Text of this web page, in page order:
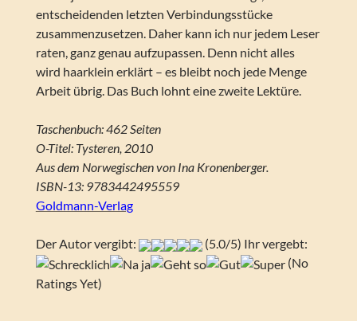
entscheidenden letzten Verbindungsstücke
zusammenzusetzen. Daher kann ich nur jedem Leser
raten, ganz genau aufzupassen. Denn nicht alles
wird haarklein erklärt – es bleibt noch jede Menge
Arbeit übrig. Das Buch lohnt eine zweite Lektüre.
Taschenbuch: 462 Seiten
O-Titel: Tysteren, 2010
Aus dem Norwegischen von Ina Kronenberger.
ISBN-13: 9783442495559
Goldmann-Verlag
Der Autor vergibt:
(5.0/5) Ihr vergebt:
(No
Ratings Yet)